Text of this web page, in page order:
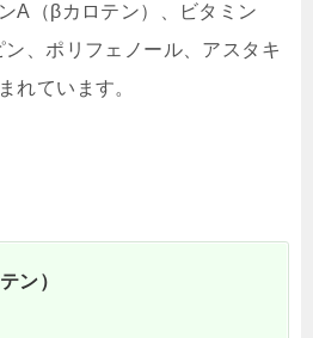
A（βカロテン）、ビタミン
、ポリフェノール、アスタキ
れています。
ン）